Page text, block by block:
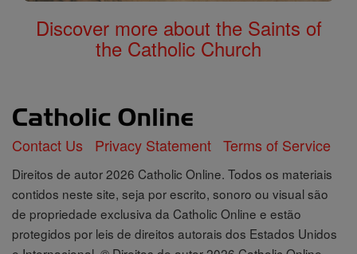
Discover more about the Saints of
the Catholic Church
Contact Us Privacy Statement Terms of Service
Direitos de autor 2026 Catholic Online. Todos os materiais
contidos neste site, seja por escrito, sonoro ou visual são
de propriedade exclusiva da Catholic Online e estão
protegidos por leis de direitos autorais dos Estados Unidos